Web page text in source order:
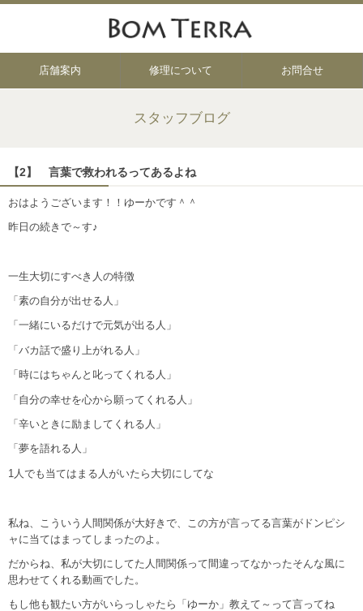
店舗案内 修理について お問合せ
スタッフブログ
【2】 言葉で救われるってあるよね
おはようございます！！ゆーかです＾＾
昨日の続きで～す♪
一生大切にすべき人の特徴
「素の自分が出せる人」
「一緒にいるだけで元気が出る人」
「バカ話で盛り上がれる人」
「時にはちゃんと叱ってくれる人」
「自分の幸せを心から願ってくれる人」
「辛いときに励ましてくれる人」
「夢を語れる人」
1人でも当てはまる人がいたら大切にしてな
私ね、こういう人間関係が大好きで、この方が言ってる言葉がドンピシ
ャに当てはまってしまったのよ。
だからね、私が大切にしてた人間関係って間違ってなかったそんな風に
思わせてくれる動画でした。
もし他も観たい方がいらっしゃたら「ゆーか」教えて～って言ってね